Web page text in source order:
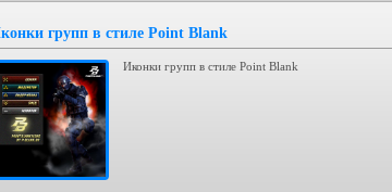
групп в стиле Point Blank
Иконки групп в стиле Point Blank